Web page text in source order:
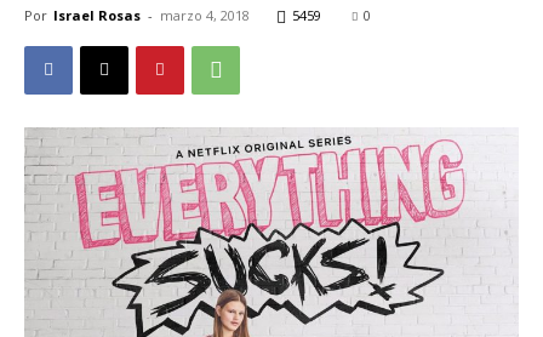
Por Israel Rosas - marzo 4, 2018 5459 0